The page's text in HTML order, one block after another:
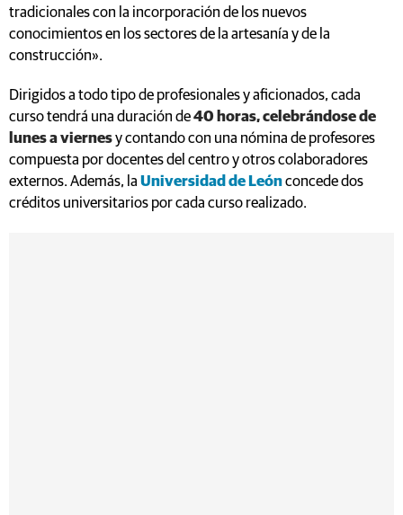
tradicionales con la incorporación de los nuevos
conocimientos en los sectores de la artesanía y de la
construcción».
Dirigidos a todo tipo de profesionales y aficionados, cada
curso tendrá una duración de40 horas, celebrándose de
lunes a viernesy contando con una nómina de profesores
compuesta por docentes del centro y otros colaboradores
externos. Además, la Universidad de Leónconcede dos
créditos universitarios por cada curso realizado.